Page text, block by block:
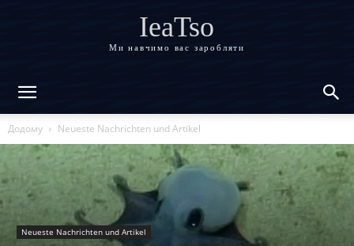
IeaTso
Ми навчимо вас заробляти
Додому Neueste Nachrichten und Artikel
Neueste Nachrichten und Artikel